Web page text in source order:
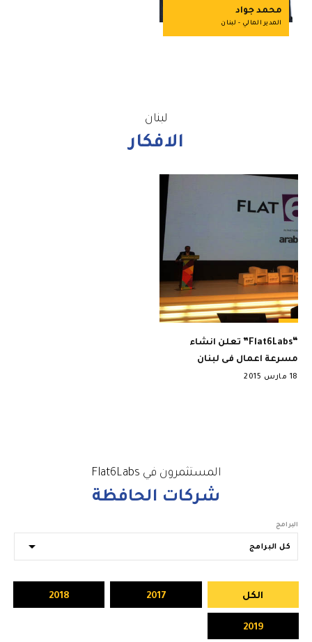
محمد جواد
المدير المالي - لبنان
لبنان
الافكار
“Flat6Labs” تعلن انشاء
مسرعة اعمال فى لبنان
18 مارس 2015
المستثمرون في Flat6Labs
شركات الحافظة
البرامج
الكل 2017
2018
2019